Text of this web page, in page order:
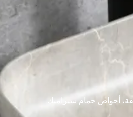
أحواض حمام سيراميك